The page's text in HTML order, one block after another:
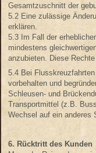
Gesamtzuschnitt der
5.2 Eine zulässige
erklären.
5.3 Im Fall der
mindestens
anzubieten. Diese
5.4 Bei
vorbehalten und
Schleusen- und
Transportmittel (z.B.
Wechsel auf ein anderes
6. Rücktritt des Kunden